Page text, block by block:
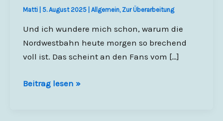
Matti 5. August 2025 Allgemein, Zur Überarbeitung
Und ich wundere mich schon, warum die
Nordwestbahn heute morgen so brechend
voll ist. Das scheint an den Fans vom […]
Fußball
Beitrag lesen »